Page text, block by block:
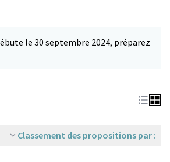
le 30 septembre 2024, préparez
Classement des propositions par :